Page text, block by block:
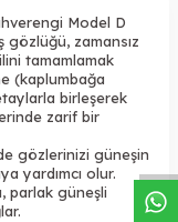
WhasappDesteHatt
Model D
zamansız
tamamlamak
(kaplumbağa
birleşerek
zarif bir
gözlerinizi güneşin
yardımcı olur.
parlak güneşli